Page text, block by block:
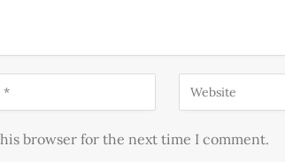
browser for the next time I comment.